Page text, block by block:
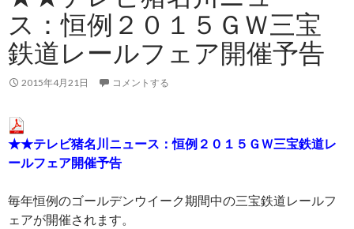
ス：恒例２０１５ＧＷ三宝
鉄道レールフェア開催予告
2015年4月21日 コメントする
★★テレビ猪名川ニュース：恒例２０１５ＧＷ三宝鉄道レ
ールフェア開催予告
毎年恒例のゴールデンウイーク期間中の三宝鉄道レールフ
ェアが開催されます。